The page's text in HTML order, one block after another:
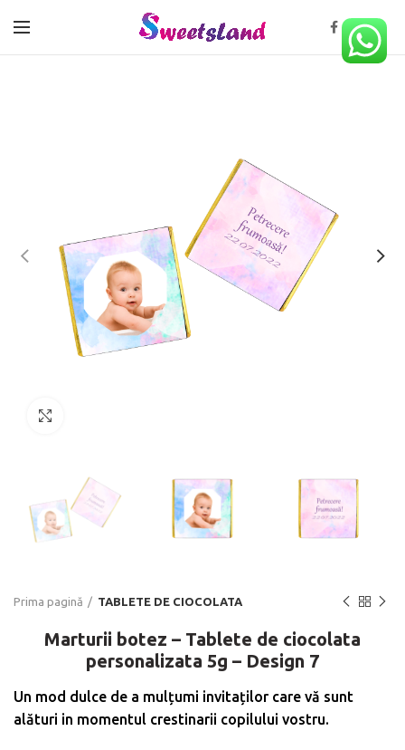
Prima pagină TABLETE DE CIOCOLATA
Marturii botez – Tablete de ciocolata
personalizata 5g – Design 7
Un mod dulce de a mulțumi invitaților care vă sunt
alături in momentul crestinarii copilului vostru.